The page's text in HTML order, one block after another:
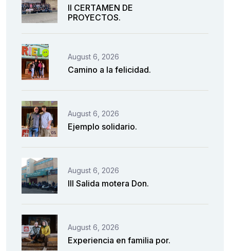
II CERTAMEN DE
PROYECTOS.
August 6, 2026
Camino a la felicidad.
August 6, 2026
Ejemplo solidario.
August 6, 2026
III Salida motera Don.
August 6, 2026
Experiencia en familia por.